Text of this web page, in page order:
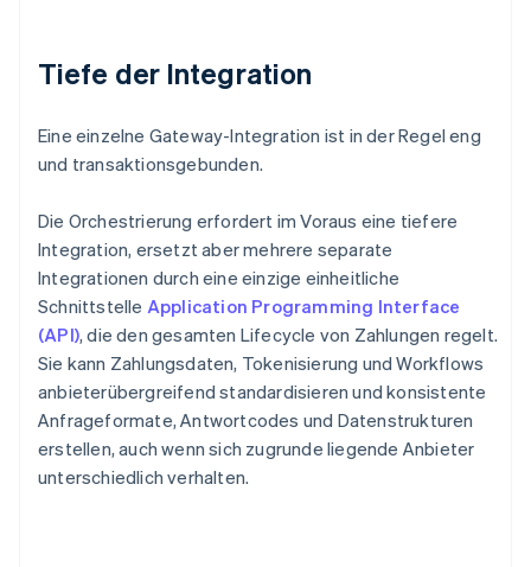
Tiefe der Integration
Eine einzelne Gateway-Integration ist in der Regel eng
und transaktionsgebunden.
Die Orchestrierung erfordert im Voraus eine tiefere
Integration, ersetzt aber mehrere separate
Integrationen durch eine einzige einheitliche
Schnittstelle Application Programming Interface
(API), die den gesamten Lifecycle von Zahlungen regelt.
Sie kann Zahlungsdaten, Tokenisierung und Workflows
anbieterübergreifend standardisieren und konsistente
Anfrageformate, Antwortcodes und Datenstrukturen
erstellen, auch wenn sich zugrunde liegende Anbieter
unterschiedlich verhalten.